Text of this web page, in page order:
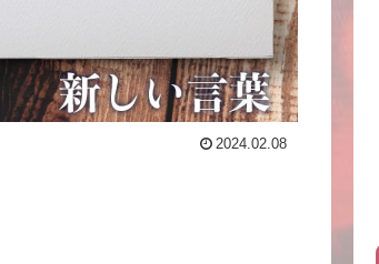
2024.02.08